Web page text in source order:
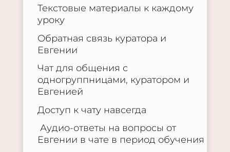
Текстовые материалы к каждому
уроку
Обратная связь куратора и
Евгении
Чат для общения с
одногруппницами, куратором и
Евгенией
Доступ к чату навсегда
Аудио-ответы на вопросы от
Евгении в чате в период обучения